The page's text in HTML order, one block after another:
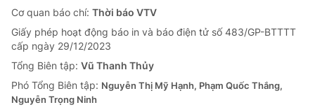
Cơ quan báo chí: Thời báo VTV
Giấy phép hoạt động báo in và báo điện tử số 483/GP-BTTTT
cấp ngày 29/12/2023
Tổng Biên tập: Vũ Thanh Thủy
Phó Tổng Biên tập: Nguyễn Thị Mỹ Hạnh, Phạm Quốc Thắng,
Nguyễn Trọng Ninh